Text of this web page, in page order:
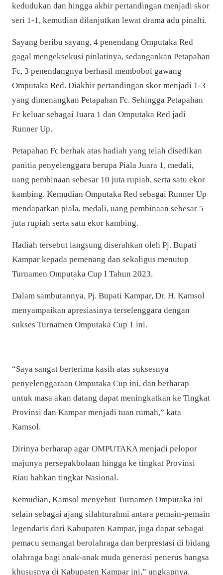
kedudukan dan hingga akhir pertandingan menjadi skor
seri 1-1, kemudian dilanjutkan lewat drama adu pinalti.
Sayang beribu sayang, 4 penendang Omputaka Red
gagal mengeksekusi pinlatinya, sedangankan Petapahan
Fc, 3 penendangnya berhasil membobol gawang
Omputaka Red. Diakhir pertandingan skor menjadi 1-3
yang dimenangkan Petapahan Fc. Sehingga Petapahan
Fc keluar sebagai Juara 1 dan Omputaka Red jadi
Runner Up.
Petapahan Fc berhak atas hadiah yang telah disedikan
panitia penyelenggara berupa Piala Juara 1, medali,
uang pembinaan sebesar 10 juta rupiah, serta satu ekor
kambing. Kemudian Omputaka Red sebagai Runner Up
mendapatkan piala, medali, uang pembinaan sebesar 5
juta rupiah serta satu ekor kambing.
Hadiah tersebut langsung diserahkan oleh Pj. Bupati
Kampar kepada pemenang dan sekaligus menutup
Turnamen Omputaka Cup I Tahun 2023.
Dalam sambutannya, Pj. Bupati Kampar, Dr. H. Kamsol
menyampaikan apresiasinya terselenggara dengan
sukses Turnamen Omputaka Cup 1 ini.
“Saya sangat berterima kasih atas suksesnya
penyelenggaraan Omputaka Cup ini, dan berharap
untuk masa akan datang dapat meningkatkan ke Tingkat
Provinsi dan Kampar menjadi tuan rumah,” kata
Kamsol.
Dirinya berharap agar OMPUTAKA menjadi pelopor
majunya persepakbolaan hingga ke tingkat Provinsi
Riau bahkan tingkat Nasional.
Kemudian, Kamsol menyebut Turnamen Omputaka ini
selain sebagai ajang silahturahmi antara pemain-pemain
legendaris dari Kabupaten Kampar, juga dapat sebagai
pemacu semangat berolahraga dan berprestasi di bidang
olahraga bagi anak-anak muda generasi penerus bangsa
khususnya di Kabupaten Kampar ini,” ungkapnya.